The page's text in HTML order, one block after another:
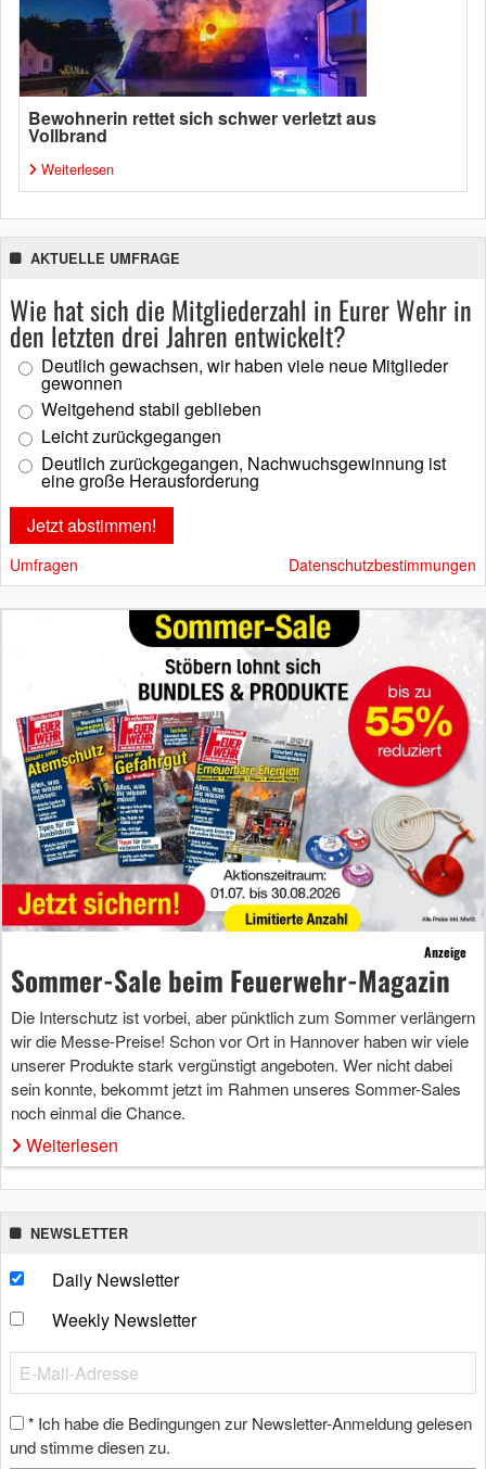
Bewohnerin rettet sich schwer verletzt aus
Vollbrand
Weiterlesen
AKTUELLE UMFRAGE
Wie hat sich die Mitgliederzahl in Eurer Wehr in
den letzten drei Jahren entwickelt?
Deutlich gewachsen, wir haben viele neue Mitglieder
gewonnen
Weitgehend stabil geblieben
Leicht zurückgegangen
Deutlich zurückgegangen, Nachwuchsgewinnung ist
eine große Herausforderung
Umfragen Datenschutzbestimmungen
Anzeige
Sommer-Sale beim Feuerwehr-Magazin
Die Interschutz ist vorbei, aber pünktlich zum Sommer verlängern
wir die Messe-Preise! Schon vor Ort in Hannover haben wir viele
unserer Produkte stark vergünstigt angeboten. Wer nicht dabei
sein konnte, bekommt jetzt im Rahmen unseres Sommer-Sales
noch einmal die Chance.
Weiterlesen
NEWSLETTER
Daily Newsletter
Weekly Newsletter
* Ich habe die Bedingungen zur Newsletter-Anmeldung gelesen
und stimme diesen zu.